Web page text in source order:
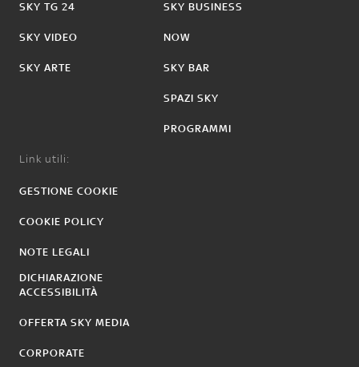
SKY TG 24
SKY VIDEO
SKY ARTE
SKY BUSINESS
NOW
SKY BAR
SPAZI SKY
PROGRAMMI
Link utili:
GESTIONE COOKIE
COOKIE POLICY
NOTE LEGALI
DICHIARAZIONE
ACCESSIBILITÀ
OFFERTA SKY MEDIA
CORPORATE